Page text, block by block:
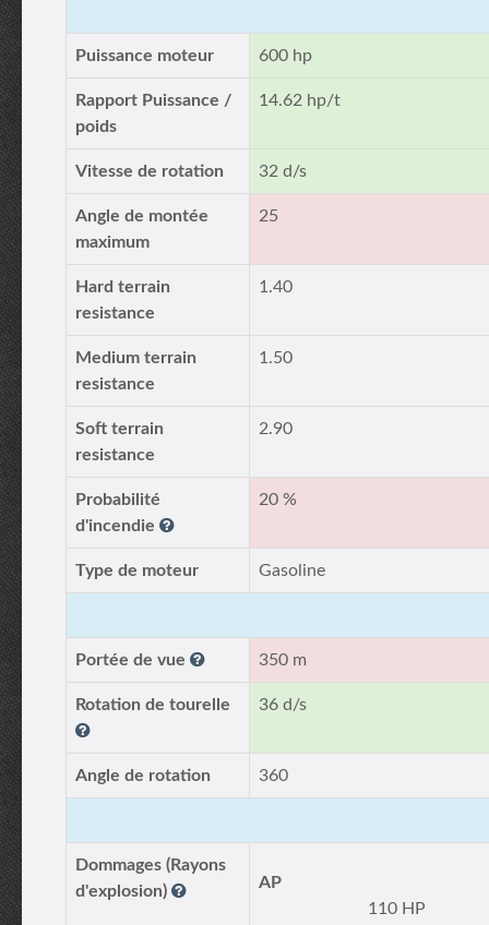
Puissance moteur 600 hp
Rapport Puissance /
poids
14.62 hp/t
Vitesse de rotation 32 d/s
Angle de montée
maximum
25
Hard terrain
resistance
1.40
Medium terrain
resistance
1.50
Soft terrain
resistance
2.90
Probabilité
d'incendie
20 %
Type de moteur Gasoline
Portée de vue 350 m
Rotation de tourelle 36 d/s
Angle de rotation 360
Dommages (Rayons
d'explosion)
AP
110 HP